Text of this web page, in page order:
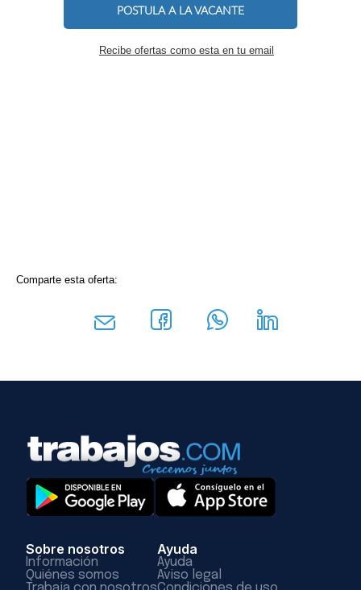
POSTULA A LA VACANTE
Recibe ofertas como esta en tu email
Comparte esta oferta:
Sobre nosotros
Información
Quiénes somos
Ayuda
Ayuda
Aviso legal